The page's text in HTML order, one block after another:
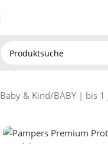
Baby & Kind/BABY | bis 1